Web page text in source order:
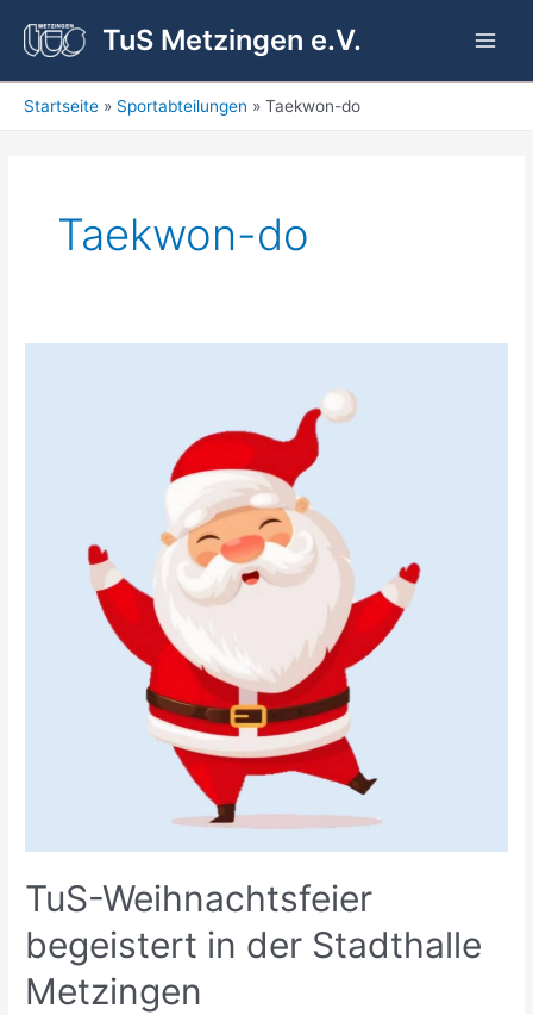
Inhalt
springen
TuS Metzingen e.V.
Startseite Sportabteilungen Taekwon-do
Taekwon-do
TuS-Weihnachtsfeier
begeistert in der Stadthalle
Metzingen